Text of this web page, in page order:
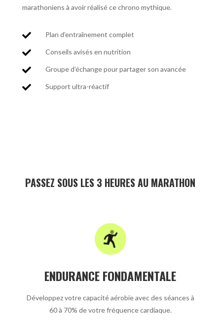
marathoniens à avoir réalisé ce chrono mythique.
 Plan d’entraînement complet
 Conseils avisés en nutrition
 Groupe d’échange pour partager son avancée
 Support ultra-réactif
PASSEZ SOUS LES 3 HEURES AU MARATHON
ENDURANCE FONDAMENTALE
Développez votre capacité aérobie avec des séances à
60 à 70% de votre fréquence cardiaque.